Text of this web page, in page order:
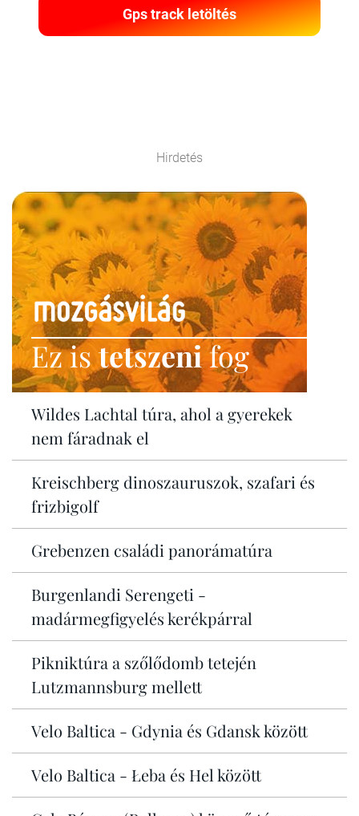
Gps track letöltés
Hirdetés
Ez istetszenifog
Wildes Lachtal túra, ahol a gyerekek
nem fáradnak el
Kreischberg dinoszauruszok, szafari és
frizbigolf
Grebenzen családi panorámatúra
Burgenlandi Serengeti -
madármegfigyelés kerékpárral
Pikniktúra a szőlődomb tetején
Lutzmannsburg mellett
Velo Baltica - Gdynia és Gdansk között
Velo Baltica - Łeba és Hel között